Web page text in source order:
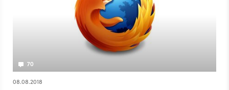
70
08.08.2018